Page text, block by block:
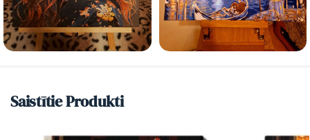
Saistītie Produkti